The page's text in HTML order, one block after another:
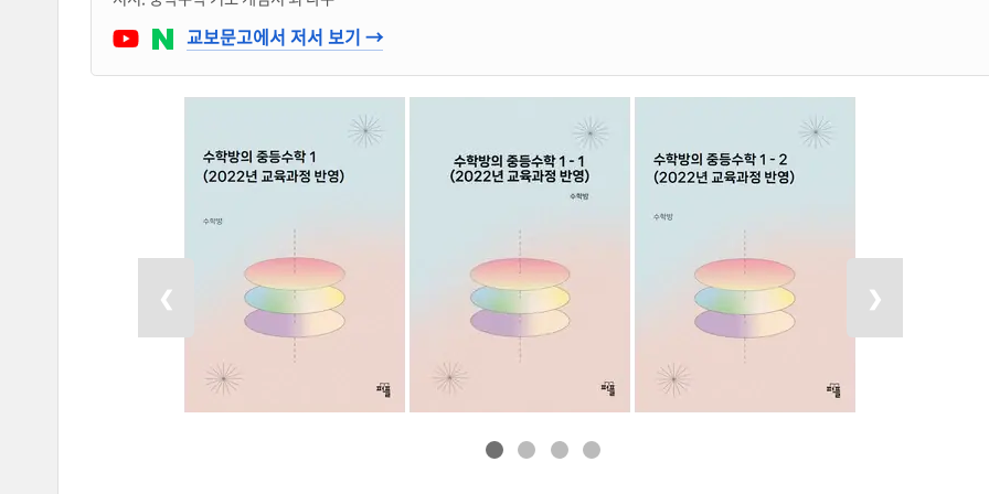
Youtube네이버 블로그
교보문고에서 저서 보기 →
1학년 통합 개념서 구입 페이지 1학년 2학기 개념서 구입 페이지
❮ 이전 목록 보기 ❯